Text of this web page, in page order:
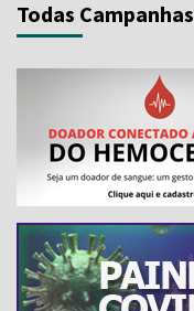
Todas Campanhas